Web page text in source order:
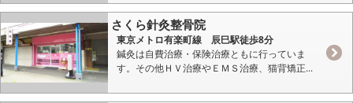
さくら針灸整骨院
東京メトロ有楽町線 辰巳駅徒歩8分
鍼灸は自費治療・保険治療ともに行っていま
す。その他ＨＶ治療やＥＭＳ治療、猫背矯正...